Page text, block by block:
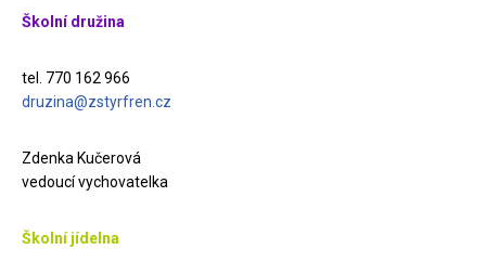
Školní družina
tel. 770 162 966
druzina@zstyrfren.cz
Zdenka Kučerová
vedoucí vychovatelka
Školní jídelna